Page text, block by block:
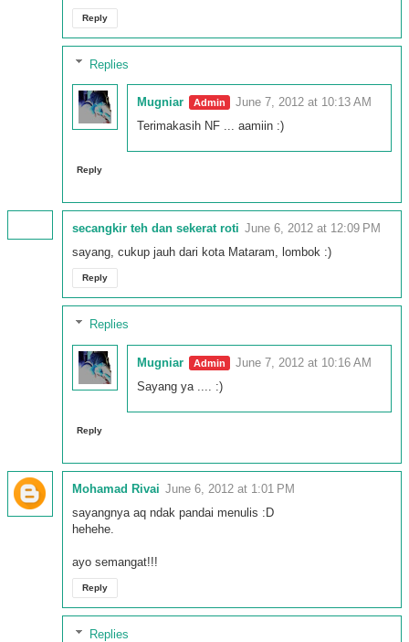
Reply
Replies
Mugniar
June 7, 2012 at 10:13 AM
Terimakasih NF ... aamiin :)
Reply
secangkir teh dan sekerat roti June 6, 2012 at 12:09 PM
sayang, cukup jauh dari kota Mataram, lombok :)
Reply
Replies
Mugniar
June 7, 2012 at 10:16 AM
Sayang ya .... :)
Reply
Mohamad Rivai June 6, 2012 at 1:01 PM
sayangnya aq ndak pandai menulis :D
hehehe.
ayo semangat!!!
Reply
Replies